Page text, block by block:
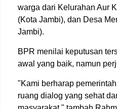
warga dari Kelurahan Aur
(Kota Jambi), dan Desa
Jambi).
BPR menilai keputusan
awal yang baik, namun
"Kami berharap
ruang dialog yang sehat